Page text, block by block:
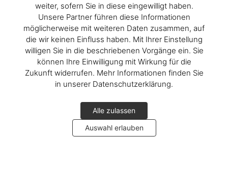
weiter, sofern Sie in diese eingewilligt haben.
Unsere Partner führen diese Informationen
möglicherweise mit weiteren Daten zusammen, auf
die wir keinen Einfluss haben. Mit Ihrer Einstellung
willigen Sie in die beschriebenen Vorgänge ein. Sie
können Ihre Einwilligung mit Wirkung für die
Zukunft widerrufen. Mehr Informationen finden Sie
in unserer Datenschutzerklärung.
Alle zulassen
Auswahl erlauben